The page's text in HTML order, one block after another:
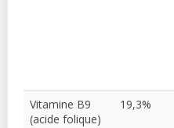
Vitamine B9
(acide folique)
19,3%